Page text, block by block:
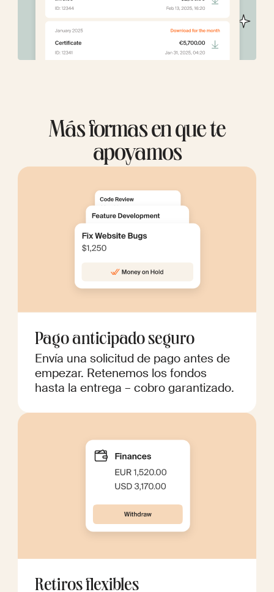
Más formas en que te
apoyamos
Pago anticipado seguro
Envía una solicitud de pago antes de
empezar. Retenemos los fondos
hasta la entrega – cobro garantizado.
Retiros flexibles